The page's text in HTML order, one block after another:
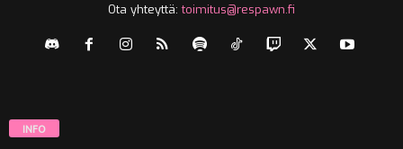
Ota yhteyttä:toimitus@respawn.fi
INFO